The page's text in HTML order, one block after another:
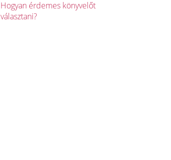
Hogyan érdemes könyvelőt
választani?